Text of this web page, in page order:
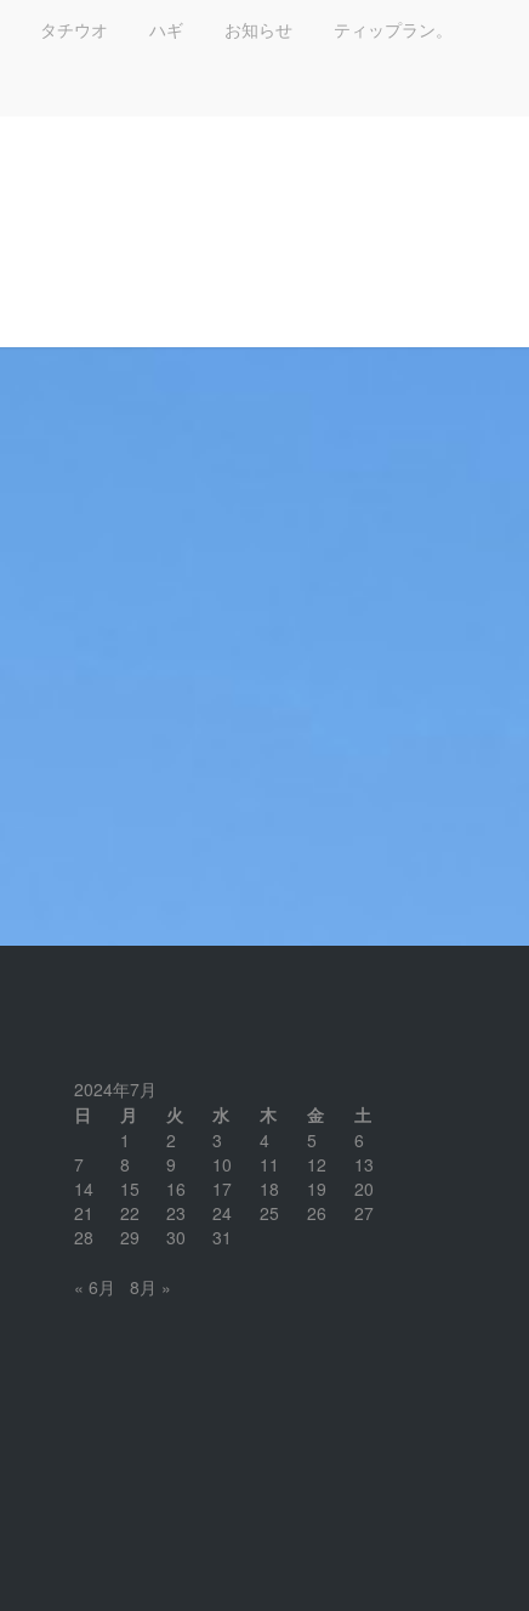
タチウオ ハギ お知らせ ティップラン。
2024年7月
日
月 火 水 木 金
土
1
2 3 4 5
6
7
8 9 10 11 12
13
14
15 16 17 18 19
20
21
22 23 24 25 26
27
28
29 30 31
« 6月 8月 »